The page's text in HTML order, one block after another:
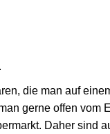
die man auf
gerne offen vom
Daher sind